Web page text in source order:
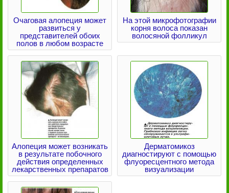
Очаговая алопеция может
развиться у
представителей обоих
полов в любом возрасте
На этой микрофотографии
корня волоса показан
волосяной фолликул
Алопеция может возникать
в результате побочного
действия определенных
лекарственных препаратов
Дерматомикоз
диагностируют с помощью
флуоресцентного метода
визуализации